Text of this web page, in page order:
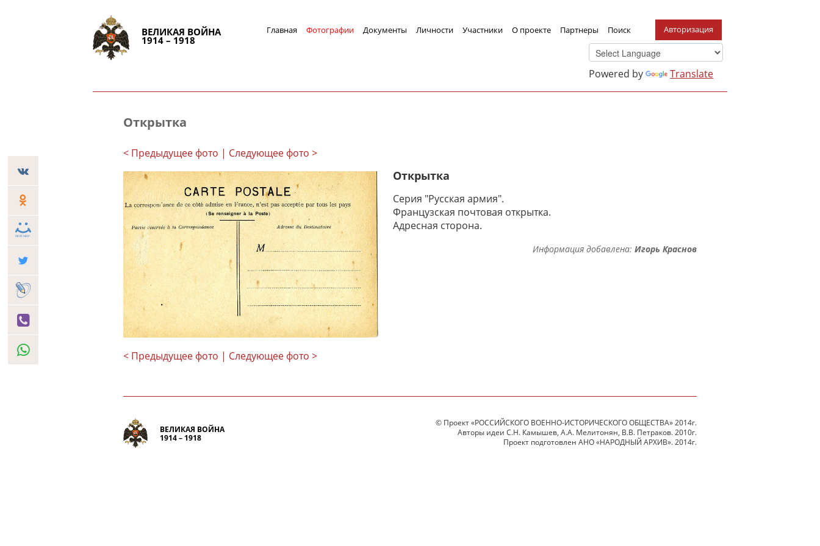
ВЕЛИКАЯ ВОЙНА
1914 – 1918
Главная Фотографии Документы Личности Участники О проекте Партнеры Поиск Авторизация
Powered by Translate
Открытка
< Предыдущее фото | Следующее фото >
< Предыдущее фото | Следующее фото >
Открытка
Серия "Русская армия".
Французская почтовая открытка.
Адресная сторона.
Информация добавлена: Игорь Краснов
ВЕЛИКАЯ ВОЙНА
1914 – 1918
© Проект «РОССИЙСКОГО ВОЕННО-ИСТОРИЧЕСКОГО ОБЩЕСТВА» 2014г.
Авторы идеи С.Н. Камышев, А.А. Мелитонян, В.В. Петраков. 2010г.
Проект подготовлен АНО «НАРОДНЫЙ АРХИВ». 2014г.